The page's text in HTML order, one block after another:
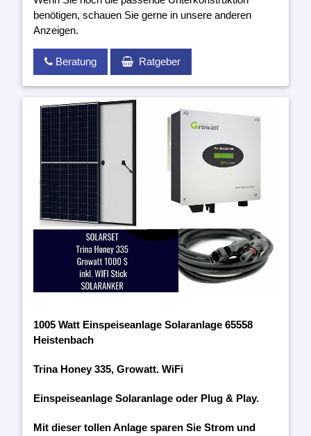
benötigen, schauen Sie gerne in unsere anderen
Anzeigen.
Beratung Ratgeber
1005 Watt Einspeiseanlage Solaranlage 65558
Heistenbach
Trina Honey 335, Growatt. WiFi
Einspeiseanlage Solaranlage oder Plug & Play.
Mit dieser tollen Anlage sparen Sie Strom und